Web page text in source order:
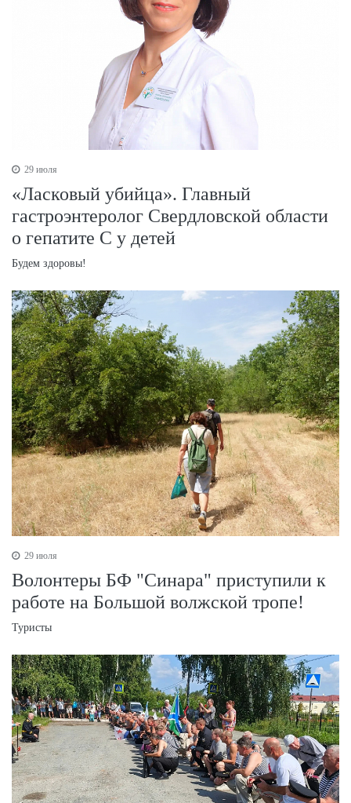
29 июля
«Ласковый убийца». Главный
гастроэнтеролог Свердловской области
о гепатите С у детей
Будем здоровы!
29 июля
Волонтеры БФ "Синара" приступили к
работе на Большой волжской тропе!
Туристы